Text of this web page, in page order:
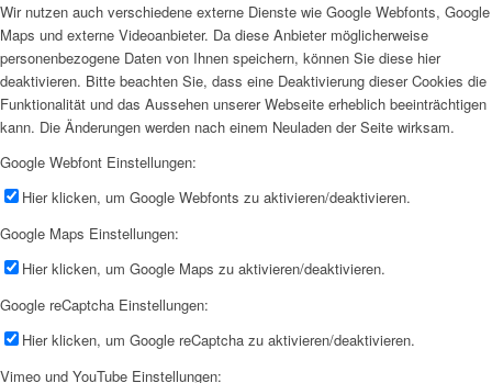
Wir nutzen auch verschiedene externe Dienste wie Google Webfonts, Google
Maps und externe Videoanbieter. Da diese Anbieter möglicherweise
personenbezogene Daten von Ihnen speichern, können Sie diese hier
deaktivieren. Bitte beachten Sie, dass eine Deaktivierung dieser Cookies die
Funktionalität und das Aussehen unserer Webseite erheblich beeinträchtigen
kann. Die Änderungen werden nach einem Neuladen der Seite wirksam.
Google Webfont Einstellungen:
Hier klicken, um Google Webfonts zu aktivieren/deaktivieren.
Google Maps Einstellungen:
Hier klicken, um Google Maps zu aktivieren/deaktivieren.
Google reCaptcha Einstellungen:
Hier klicken, um Google reCaptcha zu aktivieren/deaktivieren.
Vimeo und YouTube Einstellungen: